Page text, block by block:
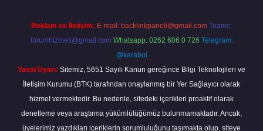
Reklam ve İletişim: E-mail: backlinkpaneli@gmail.com Teams:
forumhizmeti@gmail.com Whatsapp: 0262 606 0 726 Telegram:
@karabul
Yasal Uyarı: Sitemiz, 5651 Sayılı Kanun gereğince Bilgi Teknolojileri ve
İletişim Kurumu (BTK) tarafından onaylanmış bir Yer Sağlayıcı olarak
hizmet vermektedir. Bu nedenle, sitedeki içerikleri proaktif olarak
denetleme veya araştırma yükümlülüğümüz bulunmamaktadır. Ancak,
üyelerimiz yazdıkları içeriklerin sorumluluğunu taşımakta olup, siteye